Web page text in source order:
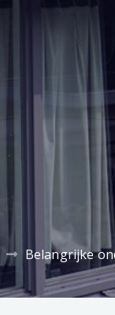
Belangrijke